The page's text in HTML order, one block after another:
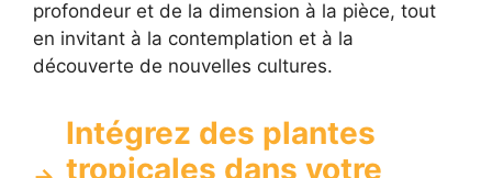
profondeur et de la dimension à la pièce, tout
en invitant à la contemplation et à la
découverte de nouvelles cultures.
Intégrez des plantes
tropicales dans votre